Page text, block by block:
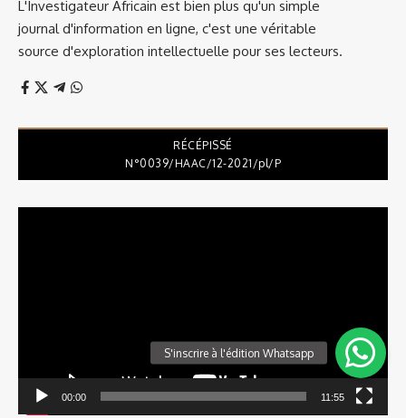
L'Investigateur Africain est bien plus qu'un simple
journal d'information en ligne, c'est une véritable
source d'exploration intellectuelle pour ses lecteurs.
RÉCÉPISSÉ
N°0039/HAAC/12-2021/pl/P
00:00 11:55